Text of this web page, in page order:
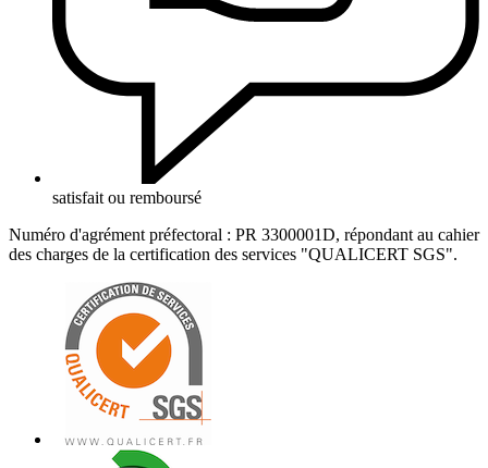
satisfait ou remboursé
Numéro d'agrément préfectoral : PR 3300001D, répondant au cahier
des charges de la certification des services "QUALICERT SGS".